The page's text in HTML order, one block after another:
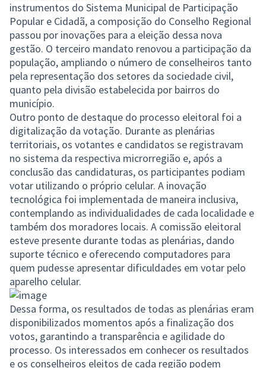
instrumentos do Sistema Municipal de Participação
Popular e Cidadã, a composição do Conselho Regional
passou por inovações para a eleição dessa nova
gestão. O terceiro mandato renovou a participação da
população, ampliando o número de conselheiros tanto
pela representação dos setores da sociedade civil,
quanto pela divisão estabelecida por bairros do
município.
Outro ponto de destaque do processo eleitoral foi a
digitalização da votação. Durante as plenárias
territoriais, os votantes e candidatos se registravam
no sistema da respectiva microrregião e, após a
conclusão das candidaturas, os participantes podiam
votar utilizando o próprio celular. A inovação
tecnológica foi implementada de maneira inclusiva,
contemplando as individualidades de cada localidade e
também dos moradores locais. A comissão eleitoral
esteve presente durante todas as plenárias, dando
suporte técnico e oferecendo computadores para
quem pudesse apresentar dificuldades em votar pelo
aparelho celular.
Dessa forma, os resultados de todas as plenárias eram
disponibilizados momentos após a finalização dos
votos, garantindo a transparência e agilidade do
processo. Os interessados em conhecer os resultados
e os conselheiros eleitos de cada região podem